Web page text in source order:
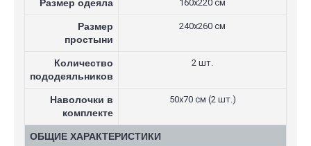
Размер одеяла 160х220 см
Размер
простыни
240х260 см
Количество
пододеяльников
2 шт.
Наволочки в
комплекте
50х70 см (2 шт.)
ОБЩИЕ ХАРАКТЕРИСТИКИ